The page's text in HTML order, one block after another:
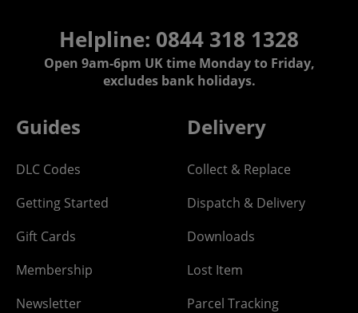
Helpline: 0844 318 1328
Open 9am-6pm UK time Monday to Friday,
excludes bank holidays.
Guides
DLC Codes
Getting Started
Gift Cards
Membership
Newsletter
Delivery
Collect & Replace
Dispatch & Delivery
Downloads
Lost Item
Parcel Tracking